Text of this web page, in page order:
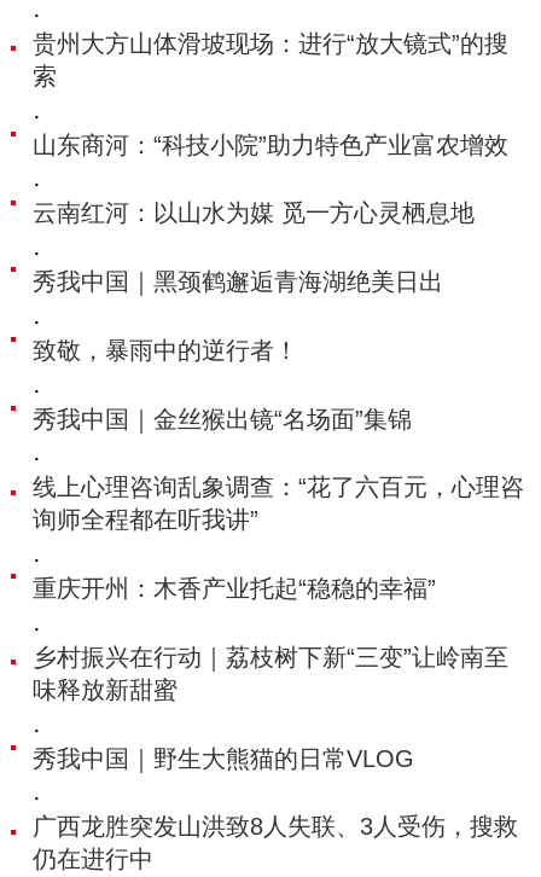
·
贵州大方山体滑坡现场：进行“放大镜式”的搜
索
·
山东商河：“科技小院”助力特色产业富农增效
·
云南红河：以山水为媒 觅一方心灵栖息地
·
秀我中国｜黑颈鹤邂逅青海湖绝美日出
·
致敬，暴雨中的逆行者！
·
秀我中国｜金丝猴出镜“名场面”集锦
·
线上心理咨询乱象调查：“花了六百元，心理咨
询师全程都在听我讲”
·
重庆开州：木香产业托起“稳稳的幸福”
·
乡村振兴在行动｜荔枝树下新“三变”让岭南至
味释放新甜蜜
·
秀我中国｜野生大熊猫的日常VLOG
·
广西龙胜突发山洪致8人失联、3人受伤，搜救
仍在进行中